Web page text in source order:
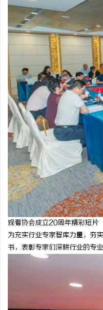
观看协会成立20周年精彩短片
为充实行业专家智库力量，夯
书，表彰专家们深耕行业的专